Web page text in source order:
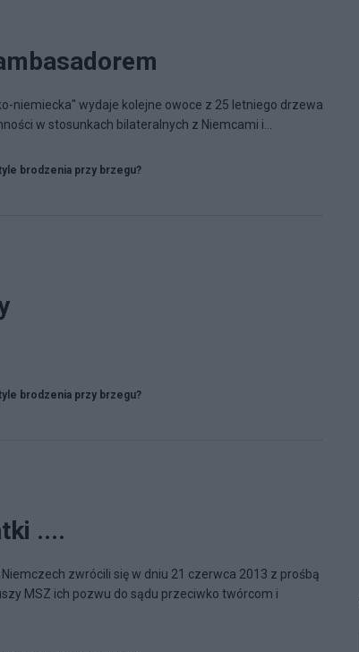
niemiecka" wydaje kolejne owoce z 25 letniego drzewa
w stosunkach bilateralnych z Niemcami i...
brodzenia przy brzegu?
brodzenia przy brzegu?
....
zwrócili się w dniu 21 czerwca 2013 z prośbą
MSZ ich pozwu do sądu przeciwko twórcom i